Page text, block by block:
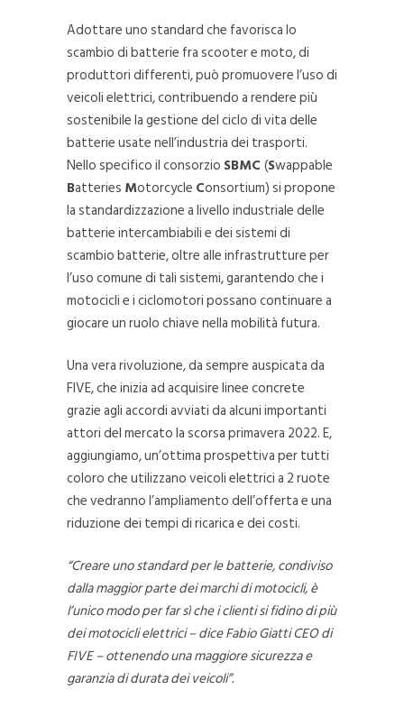
Adottare uno standard che favorisca lo
scambio di batterie fra scooter e moto, di
produttori differenti, può promuovere l’uso di
veicoli elettrici, contribuendo a rendere più
sostenibile la gestione del ciclo di vita delle
batterie usate nell’industria dei trasporti.
Nello specifico il consorzio SBMC (Swappable
Batteries Motorcycle Consortium) si propone
la standardizzazione a livello industriale delle
batterie intercambiabili e dei sistemi di
scambio batterie, oltre alle infrastrutture per
l’uso comune di tali sistemi, garantendo che i
motocicli e i ciclomotori possano continuare a
giocare un ruolo chiave nella mobilità futura.
Una vera rivoluzione, da sempre auspicata da
FIVE, che inizia ad acquisire linee concrete
grazie agli accordi avviati da alcuni importanti
attori del mercato la scorsa primavera 2022. E,
aggiungiamo, un’ottima prospettiva per tutti
coloro che utilizzano veicoli elettrici a 2 ruote
che vedranno l’ampliamento dell’offerta e una
riduzione dei tempi di ricarica e dei costi.
“Creare uno standard per le batterie, condiviso
dalla maggior parte dei marchi di motocicli, è
l’unico modo per far sì che i clienti si fidino di più
dei motocicli elettrici – dice Fabio Giatti CEO di
FIVE – ottenendo una maggiore sicurezza e
garanzia di durata dei veicoli”.